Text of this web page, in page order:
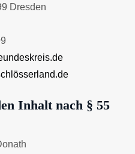
Dresden
Inhalt nach § 55